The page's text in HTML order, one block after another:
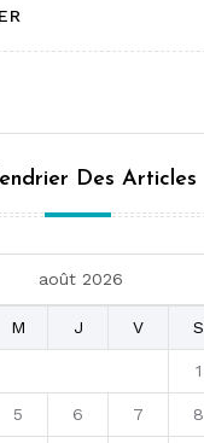
Des Articles
août 2026
M J V S
1
5 6 7 8